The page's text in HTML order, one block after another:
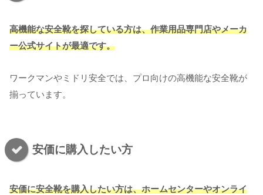
高機能な安全靴を探している方は、作業用品専門店やメーカ
ー公式サイトが最適です。
ワークマンやミドリ安全では、プロ向けの高機能な安全靴が
揃っています。
安価に購入したい方
安価に安全靴を購入したい方は、ホームセンターやオンライ